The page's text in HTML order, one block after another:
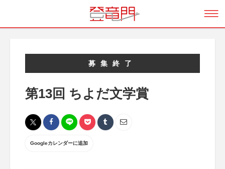
募集終了
第13回 ちよだ文学賞
Googleカレンダーに追加